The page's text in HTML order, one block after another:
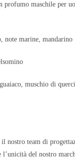
profumo maschile per
note marine, mandarino
muschio di
nostro team di
del nostro